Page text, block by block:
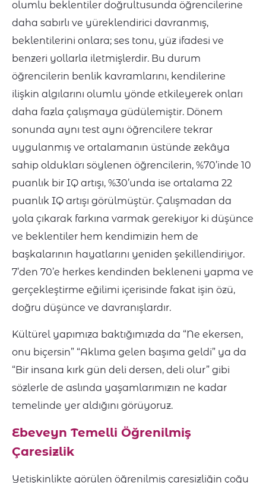
olumlu beklentiler doğrultusunda öğrencilerine
daha sabırlı ve yüreklendirici davranmış,
beklentilerini onlara; ses tonu, yüz ifadesi ve
benzeri yollarla iletmişlerdir. Bu durum
öğrencilerin benlik kavramlarını, kendilerine
ilişkin algılarını olumlu yönde etkileyerek onları
daha fazla çalışmaya güdülemiştir. Dönem
sonunda aynı test aynı öğrencilere tekrar
uygulanmış ve ortalamanın üstünde zekâya
sahip oldukları söylenen öğrencilerin, %70’inde 10
puanlık bir IQ artışı, %30’unda ise ortalama 22
puanlık IQ artışı görülmüştür. Çalışmadan da
yola çıkarak farkına varmak gerekiyor ki düşünce
ve beklentiler hem kendimizin hem de
başkalarının hayatlarını yeniden şekillendiriyor.
7’den 70’e herkes kendinden bekleneni yapma ve
gerçekleştirme eğilimi içerisinde fakat işin özü,
doğru düşünce ve davranışlardır.
Kültürel yapımıza baktığımızda da “Ne ekersen,
onu biçersin” “Aklıma gelen başıma geldi” ya da
“Bir insana kırk gün deli dersen, deli olur” gibi
sözlerle de aslında yaşamlarımızın ne kadar
temelinde yer aldığını görüyoruz.
Ebeveyn Temelli Öğrenilmiş
Çaresizlik
Yetişkinlikte görülen öğrenilmiş çaresizliğin çoğu